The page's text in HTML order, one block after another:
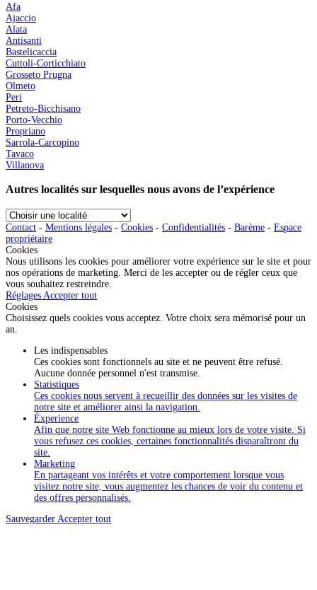
Afa
Ajaccio
Alata
Antisanti
Bastelicaccia
Cuttoli-Corticchiato
Grosseto Prugna
Olmeto
Peri
Petreto-Bicchisano
Porto-Vecchio
Propriano
Sarrola-Carcopino
Tavaco
Villanova
Autres localités sur lesquelles nous avons de l’expérience
Choisir
une
localité
Contact - Mentions légales - Cookies - Confidentialités - Barème - Espace
propriétaire
Cookies
Nous utilisons les cookies pour améliorer votre expérience sur le site et pour
nos opérations de marketing. Merci de les accepter ou de régler ceux que
vous souhaitez restreindre.
Réglages Accepter tout
Cookies
Choisissez quels cookies vous acceptez. Votre choix sera mémorisé pour un
an.
Les indispensables
Ces cookies sont fonctionnels au site et ne peuvent être refusé.
Aucune donnée personnel n'est transmise.
Statistiques
Ces cookies nous servent à recueillir des données sur les visites de
notre site et améliorer ainsi la navigation.
Éxperience
Afin que notre site Web fonctionne au mieux lors de votre visite. Si
vous refusez ces cookies, certaines fonctionnalités disparaîtront du
site.
Marketing
En partageant vos intérêts et votre comportement lorsque vous
visitez notre site, vous augmentez les chances de voir du contenu et
des offres personnalisés.
Sauvegarder Accepter tout